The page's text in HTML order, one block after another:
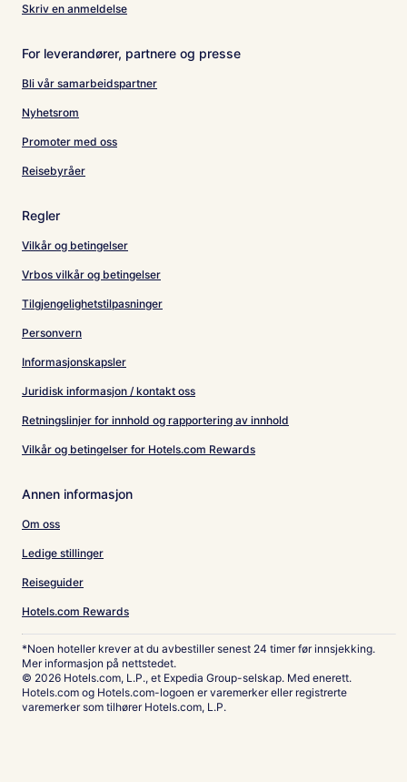
Skriv en anmeldelse
For leverandører, partnere og presse
Bli vår samarbeidspartner
Nyhetsrom
Promoter med oss
Reisebyråer
Regler
Vilkår og betingelser
Vrbos vilkår og betingelser
Tilgjengelighetstilpasninger
Personvern
Informasjonskapsler
Juridisk informasjon / kontakt oss
Retningslinjer for innhold og rapportering av innhold
Vilkår og betingelser for Hotels.com Rewards
Annen informasjon
Om oss
Ledige stillinger
Reiseguider
Hotels.com Rewards
*Noen hoteller krever at du avbestiller senest 24 timer før innsjekking.
Mer informasjon på nettstedet.
© 2026 Hotels.com, L.P., et Expedia Group-selskap. Med enerett.
Hotels.com og Hotels.com-logoen er varemerker eller registrerte
varemerker som tilhører Hotels.com, L.P.